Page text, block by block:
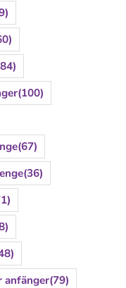
(100)
(67)
(36)
anfänger(79)